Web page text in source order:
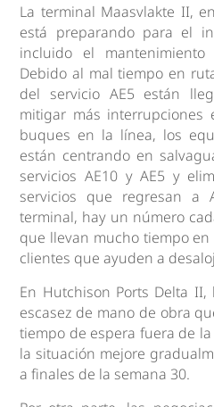
La terminal Maasvlakte II,
está preparando para el
incluido el
Debido al mal tiempo en
del servicio AE5 están
mitigar más
buques en la línea, los
están centrando en
servicios AE10 y AE5 y
servicios que regresan
terminal, hay un número
que llevan mucho tiempo
clientes que ayuden a
En Hutchison Ports Delta
escasez de mano de obra
tiempo de espera fuera de
la situación mejore
a finales de la semana 30.